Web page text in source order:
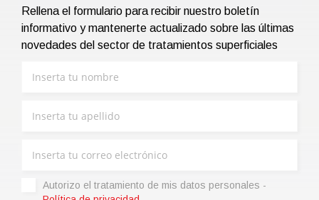
Rellena el formulario para recibir nuestro boletín
informativo y mantenerte actualizado sobre las últimas
novedades del sector de tratamientos superficiales
Autorizo ​​el tratamiento de mis datos personales -